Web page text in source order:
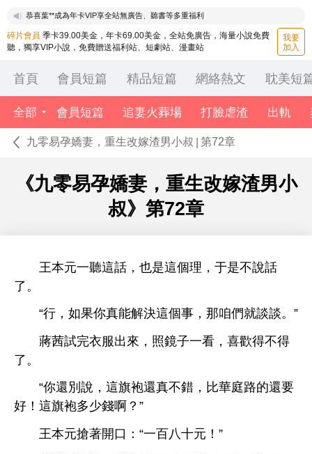
恭喜李**成為年卡VIP享全站無廣告、聽書等多重福利
恭喜李**成為年卡VIP享全站無廣告、聽書等多重福利
碎片會員 季卡39.00美金，年卡69.00美金，全站免廣告，海量小說免費
聽，獨享VIP小說，免費贈送福利站、短劇站、漫畫站
我要
加入
首頁 會員短篇 精品短篇 網絡熱文 耽美短
全部 會員短篇 追妻火葬場 打臉虐渣 出軌
九零易孕嬌妻，重生改嫁渣男小叔 第72章
《九零易孕嬌妻，重生改嫁渣男小
叔》 第72章
王本元 話，也 個理，于
話
。
“
，如果 真能解決 個事，
咱們就談談。”
蔣茜試完
，照鏡子 ， 得
得
。
“
還別 ， 旗袍還真 錯，比華庭
還
好！
旗袍
啊？”
王本元搶著
：“ 百
元！”